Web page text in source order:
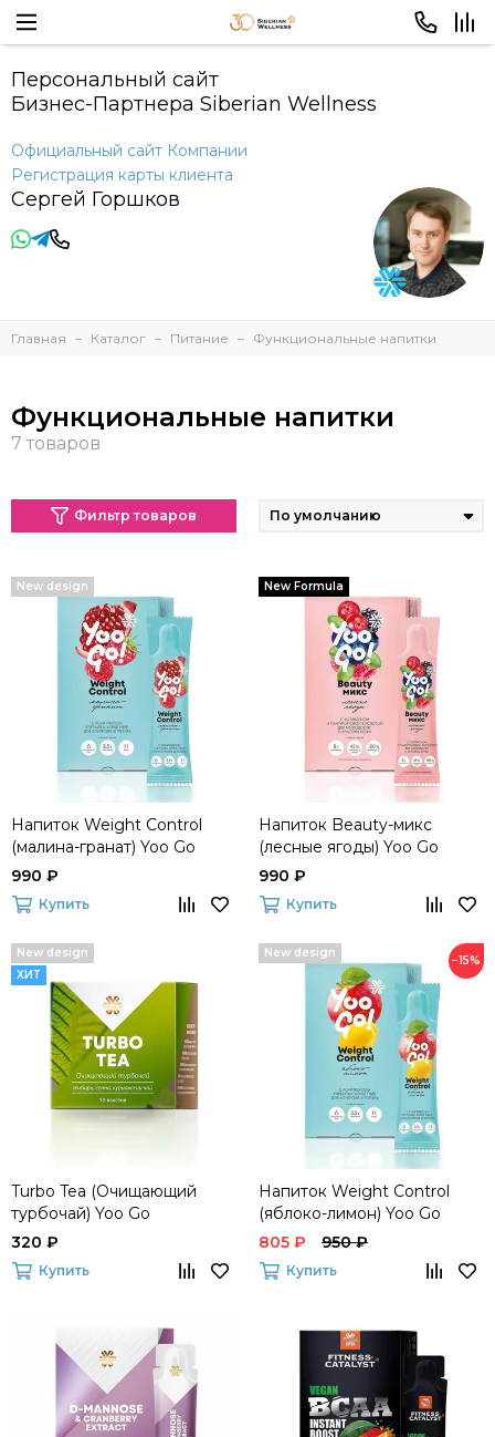
Персональный сайт
Бизнес-Партнера Siberian Wellness
Официальный сайт Компании
Регистрация карты клиента
Сергей Горшков
Главная Каталог Питание Функциональные напитки
Функциональные напитки
Фильтр товаров
New design
Напиток Weight Control
(малина-гранат) Yoo Go
990 ₽
Купить
New Formula
Напиток Beauty-микс
(лесные ягоды) Yoo Gо
990 ₽
Купить
New design
ХИТ
Turbo Tea (Очищающий
турбочай) Yoo Gо
320 ₽
Купить
New design
−15%
Напиток Weight Control
(яблоко-лимон) Yoo Go
805 ₽
950 ₽
Купить